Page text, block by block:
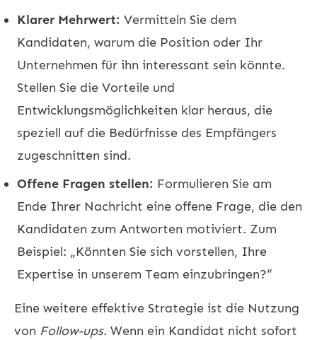
Klarer Mehrwert: Vermitteln Sie dem
Kandidaten, warum die Position oder Ihr
Unternehmen für ihn interessant sein könnte.
Stellen Sie die Vorteile und
Entwicklungsmöglichkeiten klar heraus, die
speziell auf die Bedürfnisse des Empfängers
zugeschnitten sind.
Offene Fragen stellen: Formulieren Sie am
Ende Ihrer Nachricht eine offene Frage, die den
Kandidaten zum Antworten motiviert. Zum
Beispiel: „Könnten Sie sich vorstellen, Ihre
Expertise in unserem Team einzubringen?“
Eine weitere effektive Strategie ist die Nutzung
von Follow-ups. Wenn ein Kandidat nicht sofort